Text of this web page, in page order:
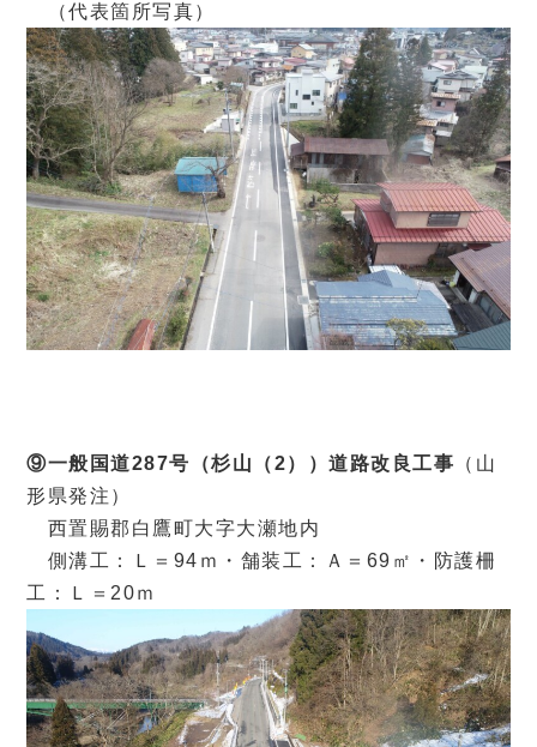
（代表箇所写真）
⑨一般国道287号（杉山（2））道路改良工事 （山
形県発注）
西置賜郡白鷹町大字大瀬地内
側溝工：Ｌ＝94ｍ・舗装工：Ａ＝69㎡・防護柵
工：Ｌ＝20ｍ